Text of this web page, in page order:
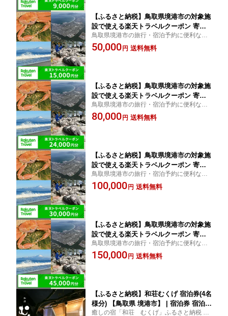
【ふるさと納税】鳥取県境港市の対象施
設で使える楽天トラベルクーポン 寄附
額50,000円
鳥取県境港市の旅行・宿泊予約に便利な楽
天トラベルクーポン！ ふるさと納税 境港市
チケット 宿泊券 旅館 ホテル 温泉
50,000 円 送料無料
【ふるさと納税】鳥取県境港市の対象施
設で使える楽天トラベルクーポン 寄附
額80,000円
鳥取県境港市の旅行・宿泊予約に便利な楽
天トラベルクーポン！ ふるさと納税 境港市
チケット 宿泊券 旅館 ホテル 温泉
80,000 円 送料無料
【ふるさと納税】鳥取県境港市の対象施
設で使える楽天トラベルクーポン 寄附
額100,000円
鳥取県境港市の旅行・宿泊予約に便利な楽
天トラベルクーポン！ ふるさと納税 境港市
チケット 宿泊券 旅館 ホテル 温泉
100,000 円 送料無料
【ふるさと納税】鳥取県境港市の対象施
設で使える楽天トラベルクーポン 寄附
額150,000円
鳥取県境港市の旅行・宿泊予約に便利な楽
天トラベルクーポン！ ふるさと納税 境港市
チケット 宿泊券 旅館 ホテル 温泉
150,000 円 送料無料
【ふるさと納税】和荘むくげ 宿泊券(4名
様分) 【鳥取県 境港市】 | 宿泊券 宿泊チ
ケット 旅行券 旅館宿泊券 ペア宿泊 フ
癒しの宿「和荘 むくげ」ふるさと納税 境